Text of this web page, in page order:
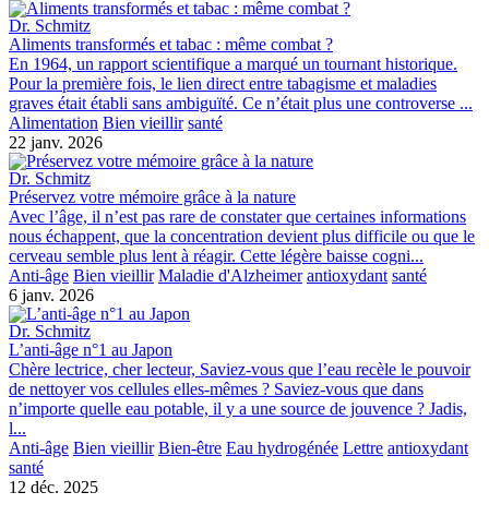
Dr. Schmitz
Aliments transformés et tabac : même combat ?
En 1964, un rapport scientifique a marqué un tournant historique.
Pour la première fois, le lien direct entre tabagisme et maladies
graves était établi sans ambiguïté. Ce n’était plus une controverse ...
Alimentation Bien vieillir santé
22 janv. 2026
Dr. Schmitz
Préservez votre mémoire grâce à la nature
Avec l’âge, il n’est pas rare de constater que certaines informations
nous échappent, que la concentration devient plus difficile ou que le
cerveau semble plus lent à réagir. Cette légère baisse cogni...
Anti-âge Bien vieillir Maladie d'Alzheimer antioxydant santé
6 janv. 2026
Dr. Schmitz
L’anti-âge n°1 au Japon
Chère lectrice, cher lecteur, Saviez-vous que l’eau recèle le pouvoir
de nettoyer vos cellules elles-mêmes ? Saviez-vous que dans
n’importe quelle eau potable, il y a une source de jouvence ? Jadis,
l...
Anti-âge Bien vieillir Bien-être Eau hydrogénée Lettre antioxydant
santé
12 déc. 2025